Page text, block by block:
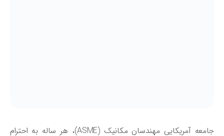
جامعه آمریکایی مهندسان مکانیک (ASME)، هر ساله به احترام